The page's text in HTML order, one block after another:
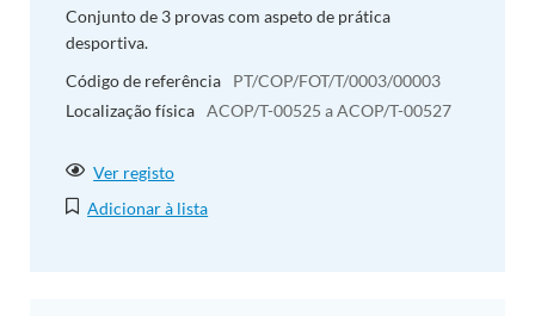
Conjunto de 3 provas com aspeto de prática
desportiva.
Código de referência
PT/COP/FOT/T/0003/00003
Localização física ACOP/T-00525 a ACOP/T-00527
Ver registo
Adicionar à lista